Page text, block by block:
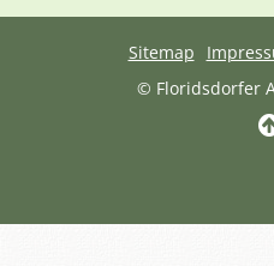
Sitemap
© Floridsdorfer